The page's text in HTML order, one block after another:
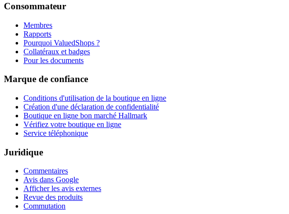
Consommateur
Membres
Rapports
Pourquoi ValuedShops ?
Collatéraux et badges
Pour les documents
Marque de confiance
Conditions d'utilisation de la boutique en ligne
Création d'une déclaration de confidentialité
Boutique en ligne bon marché Hallmark
Vérifiez votre boutique en ligne
Service téléphonique
Juridique
Commentaires
Avis dans Google
Afficher les avis externes
Revue des produits
Commutation